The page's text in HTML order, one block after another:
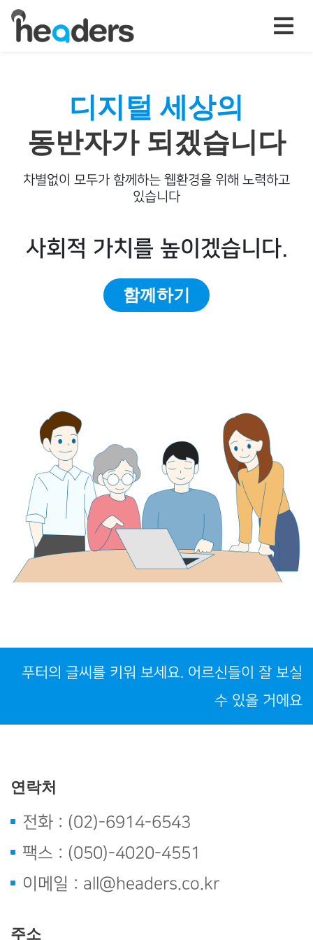
디지털 세상의
동반자가 되겠습니다
차별없이 모두가 함께하는 웹환경을 위해 노력하고
있습니다
사회적 가치를 높이겠습니다.
함께하기
푸터의 글씨를 키워 보세요. 어르신들이 잘 보실
수 있을 거에요
연락처
전화 : (02)-6914-6543
팩스 : (050)-4020-4551
이메일 : all@headers.co.kr
주소